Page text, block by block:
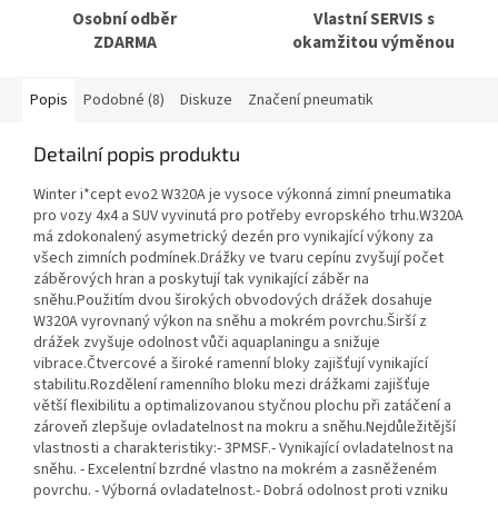
Osobní odběr
ZDARMA
Vlastní SERVIS s
okamžitou výměnou
Popis Podobné (8) Diskuze Značení pneumatik
Detailní popis produktu
Winter i*cept evo2 W320A je vysoce výkonná zimní pneumatika
pro vozy 4x4 a SUV vyvinutá pro potřeby evropského trhu.W320A
má zdokonalený asymetrický dezén pro vynikající výkony za
všech zimních podmínek.Drážky ve tvaru cepínu zvyšují počet
záběrových hran a poskytují tak vynikající záběr na
sněhu.Použitím dvou širokých obvodových drážek dosahuje
W320A vyrovnaný výkon na sněhu a mokrém povrchu.Širší z
drážek zvyšuje odolnost vůči aquaplaningu a snižuje
vibrace.Čtvercové a široké ramenní bloky zajišťují vynikající
stabilitu.Rozdělení ramenního bloku mezi drážkami zajišťuje
větší flexibilitu a optimalizovanou styčnou plochu při zatáčení a
zároveň zlepšuje ovladatelnost na mokru a sněhu.Nejdůležitější
vlastnosti a charakteristiky:- 3PMSF.- Vynikající ovladatelnost na
sněhu. - Excelentní bzrdné vlastno na mokrém a zasněženém
povrchu. - Výborná ovladatelnost.- Dobrá odolnost proti vzniku